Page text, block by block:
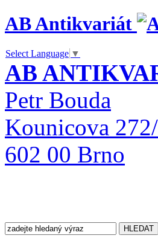
AB Antikvariát
Select Language ▼
AB
Petr Bouda
Kounicova
602 00 Brno